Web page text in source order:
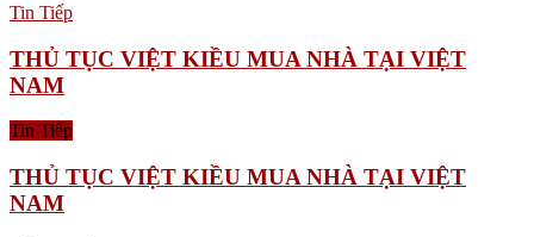
Tin Tiếp
THỦ TỤC VIỆT KIỀU MUA NHÀ TẠI VIỆT
NAM
Tin Tiếp
THỦ TỤC VIỆT KIỀU MUA NHÀ TẠI VIỆT
NAM